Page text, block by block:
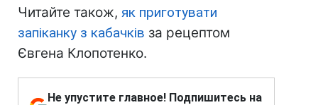
Читайте також, як приготувати
запіканку з кабачків за рецептом
Євгена Клопотенко.
Не упустите главное! Подпишитесь на